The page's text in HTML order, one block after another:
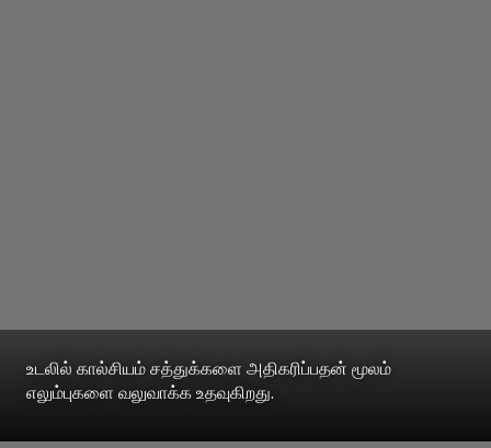
உடலில் கால்சியம் சத்துக்களை அதிகரிப்பதன் மூலம்
எலும்புகளை வலுவாக்க உதவுகிறது.